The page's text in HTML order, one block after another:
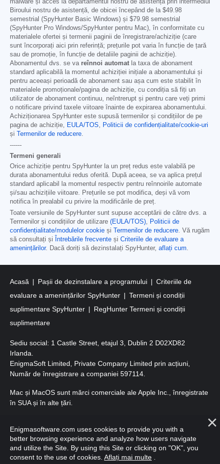
malware și acces la departamentul nostru de asistență prin intermediul
Biroului nostru de asistență, de obicei începând de la $49.98
semestrial (SpyHunter Basic Windows) și $79.98 semestrial
(SpyHunter Pro Windows/SpyHunter pentru Mac), în conformitate cu
materialele ofertei și termenii paginii de înregistrare/achiziție (care
sunt încorporați aici prin referință; prețurile pot varia în funcție de țară
sau de promoție, în funcție de detaliile paginii de achiziție).
Abonamentul dvs. se va reînnoi automat la taxa de abonament
standard aplicabilă la momentul achiziției inițiale a abonamentului și
pentru aceeași perioadă de abonament sau așa cum este stabilit în
materialele promoționale/pagina de achiziție, cu condiția să fiți un
utilizator de abonament continuu, neîntrerupt și pentru care veți primi
o notificare privind taxele viitoare înainte de expirarea abonamentului.
Achiziționarea SpyHunter este supusă termenilor și condițiilor de pe
pagina de achiziție, EULA/TOS, Politicii de confidențialitate/cookie-uri
și
Termenilor de reducere.
------
Termeni generali
Orice achiziție pentru SpyHunter la un preț redus este valabilă pe
durata abonamentului redus oferită. După aceea, se va aplica prețul
standard aplicabil la momentul respectiv pentru reînnoirile automate
și/sau achizițiile viitoare. Prețurile se pot modifica, deși vă vom
notifica în prealabil cu privire la modificările de preț.
Toate versiunile de SpyHunter sunt supuse acceptării de către dvs. a
Termenilor și condițiilor de utilizare (EULA/TOS), Politicii de
confidențialitate/modulelor cookie și Termenilor de reducere. Vă rugăm
să consultați și
Întrebările frecvente și Criteriile de evaluare a
amenințărilor. Dacă doriți să dezinstalați SpyHunter, aflați cum.
Acasă Pașii de dezinstalare a programului
Criteriile de
evaluare a amenințărilor SpyHunter
Termeni și condiții
suplimentare SpyHunter
RegHunter Termeni și condiții
suplimentare
Sediu social: 1 Castle Street, etajul 3, Dublin 2 D02XD82
Irlanda.
EnigmaSoft Limited, Private Company Limited prin acțiuni,
Număr de înregistrare a companiei 597114.
Mac și MacOS sunt mărci comerciale ale Apple Inc., înregistrate
în SUA și în alte țări.
rezervate.
Enigmasoftware.com uses cookies to provide you with a
better browsing experience and analyze how users navigate
and utilize the Site. By using this Site or clicking on "OK", you
consent to the use of cookies. Aflați mai multe